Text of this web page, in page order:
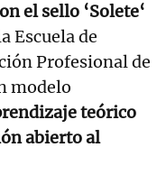
el sello ‘Solete‘
Escuela de
Profesional de
modelo
teórico
abierto al